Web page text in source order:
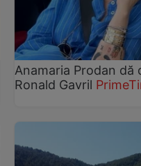
Anamaria Prodan dă
Ronald Gavril